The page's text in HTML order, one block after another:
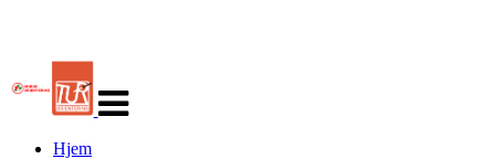
navigasjon
Hjem